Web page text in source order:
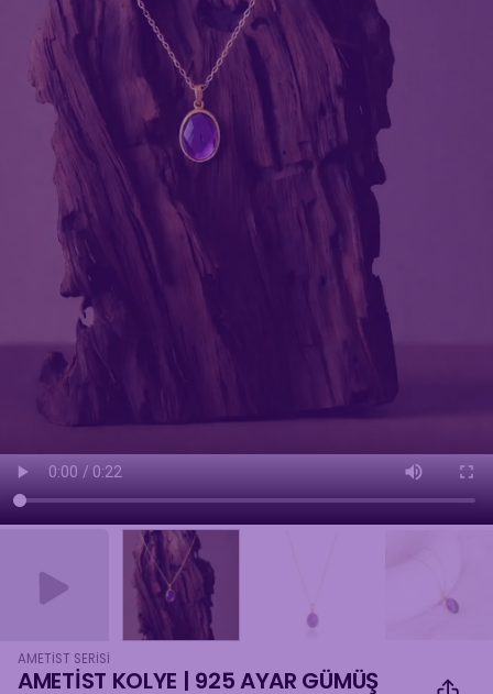
AMETIST SERISI
AMETİST KOLYE | 925 AYAR GÜMÜŞ